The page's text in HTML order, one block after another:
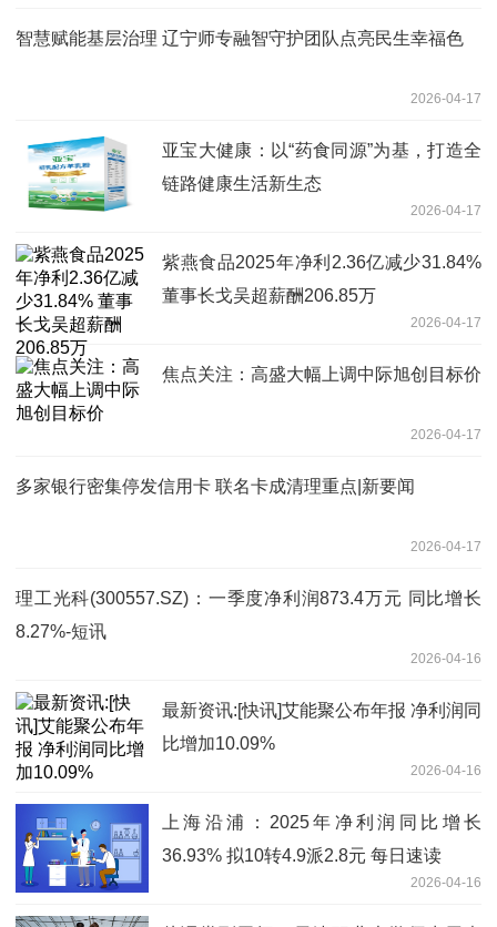
智慧赋能基层治理 辽宁师专融智守护团队点亮民生幸福色
2026-04-17
亚宝大健康：以“药食同源”为基，打造全
链路健康生活新生态
2026-04-17
紫燕食品2025年净利2.36亿减少31.84%
董事长戈吴超薪酬206.85万
2026-04-17
焦点关注：高盛大幅上调中际旭创目标价
2026-04-17
多家银行密集停发信用卡 联名卡成清理重点|新要闻
2026-04-17
理工光科(300557.SZ)：一季度净利润873.4万元 同比增长
8.27%-短讯
2026-04-16
最新资讯:[快讯]艾能聚公布年报 净利润同
比增加10.09%
2026-04-16
上海沿浦：2025年净利润同比增长
36.93% 拟10转4.9派2.8元 每日速读
2026-04-16